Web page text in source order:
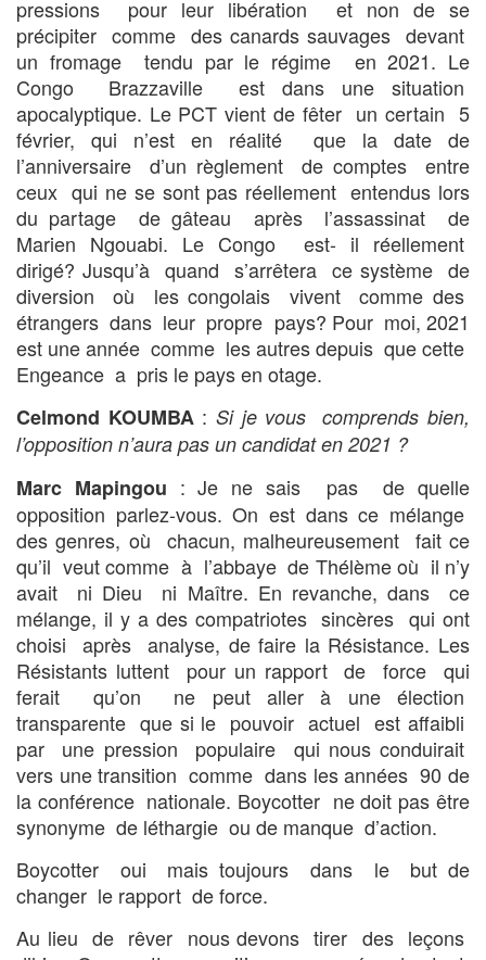
pressions pour leur libération et non de se
précipiter comme des canards sauvages devant
un fromage tendu par le régime en 2021. Le
Congo Brazzaville est dans une situation
apocalyptique. Le PCT vient de fêter un certain 5
février, qui n’est en réalité que la date de
l’anniversaire d’un règlement de comptes entre
ceux qui ne se sont pas réellement entendus lors
du partage de gâteau après l’assassinat de
Marien Ngouabi. Le Congo est- il réellement
dirigé? Jusqu’à quand s’arrêtera ce système de
diversion où les congolais vivent comme des
étrangers dans leur propre pays? Pour moi, 2021
est une année comme les autres depuis que cette
Engeance a pris le pays en otage.
Celmond KOUMBA : Si je vous comprends bien,
l’opposition n’aura pas un candidat en 2021 ?
Marc Mapingou : Je ne sais pas de quelle
opposition parlez-vous. On est dans ce mélange
des genres, où chacun, malheureusement fait ce
qu’il veut comme à l’abbaye de Thélème où il n’y
avait ni Dieu ni Maître. En revanche, dans ce
mélange, il y a des compatriotes sincères qui ont
choisi après analyse, de faire la Résistance. Les
Résistants luttent pour un rapport de force qui
ferait qu’on ne peut aller à une élection
transparente que si le pouvoir actuel est affaibli
par une pression populaire qui nous conduirait
vers une transition comme dans les années 90 de
la conférence nationale. Boycotter ne doit pas être
synonyme de léthargie ou de manque d’action.
Boycotter oui mais toujours dans le but de
changer le rapport de force.
Au lieu de rêver nous devons tirer des leçons